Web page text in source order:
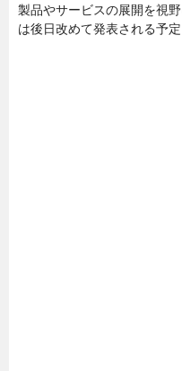
製品やサービスの展開を視
は後日改めて発表される予定